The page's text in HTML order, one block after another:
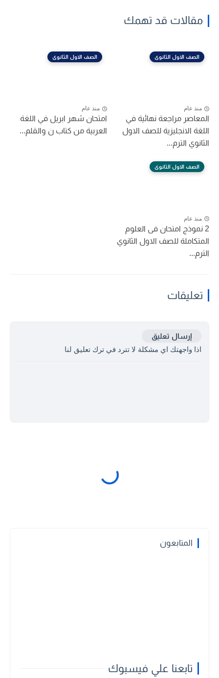
مقالات قد تهمك
الصف الاول الثانوى
منذ عام
المعاصر مراجعة نهائية في
اللغة الانجليزية للصف الاول
الثانوي الترم...
الصف الاول الثانوى
منذ عام
امتحان شهر ابريل في اللغة
العربية من كتاب ن والقلم...
الصف الاول الثانوى
منذ عام
2 نموذج امتحان فى العلوم
المتكاملة للصف الاول الثانوي
الترم...
تعليقات
إرسال تعليق
اذا واجهتك اي مشكلة لا تترد في ترك تعليق لنا
المتابعون
تابعنا علي فيسبوك